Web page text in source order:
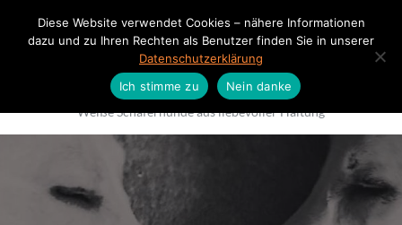
Vom Tal der weissen Ruhrwölfe
Weiße Schäferhunde aus liebevoller Haltung
Diese Website verwendet Cookies – nähere Informationen
dazu und zu Ihren Rechten als Benutzer finden Sie in unserer
Datenschutzerklärung
Ich stimme zu
Nein danke